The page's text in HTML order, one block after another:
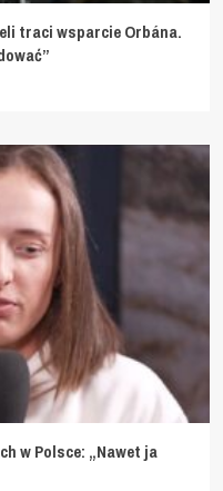
traci wsparcie Orbána.
w Polsce: „Nawet ja